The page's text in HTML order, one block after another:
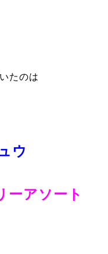
たのは
ウ
アソート